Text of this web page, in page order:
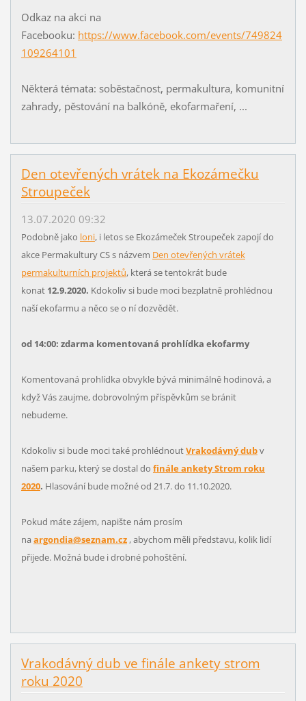
Odkaz na akci na
Facebooku: https://www.facebook.com/events/749824
109264101
Některá témata: soběstačnost, permakultura, komunitní
zahrady, pěstování na balkóně, ekofarmaření, ...
Den otevřených vrátek na Ekozámečku
Stroupeček
13.07.2020 09:32
Podobně jako loni, i letos se Ekozámeček Stroupeček zapojí do
akce Permakultury CS s názvem Den otevřených vrátek
permakulturních projektů, která se tentokrát bude
konat 12.9.2020. Kdokoliv si bude moci bezplatně prohlédnou
naší ekofarmu a něco se o ní dozvědět.
od 14:00: zdarma komentovaná prohlídka ekofarmy
Komentovaná prohlídka obvykle bývá minimálně hodinová, a
když Vás zaujme, dobrovolným příspěvkům se bránit
nebudeme.
Kdokoliv si bude moci také prohlédnoutVrakodávný dubv
našem parku, který se dostal do finále ankety Strom roku
2020. Hlasování bude možné od 21.7. do 11.10.2020.
Pokud máte zájem, napište nám prosím
na argondia@seznam.cz, abychom měli představu, kolik lidí
přijede. Možná bude i drobné pohoštění.
Vrakodávný dub ve finále ankety strom
roku 2020